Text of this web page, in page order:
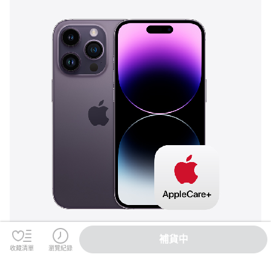
收藏清單 瀏覽紀錄
補貨中